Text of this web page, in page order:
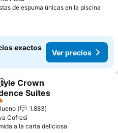
de espuma únicas en la piscina
exactos
Ver precios
a favoritos
Crown
Suites
1.883
Cofresi
a la carta deliciosa